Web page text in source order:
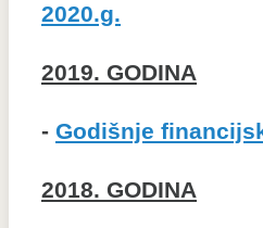
2020.g.
2019. GODINA
- Godišnje
2018. GODINA